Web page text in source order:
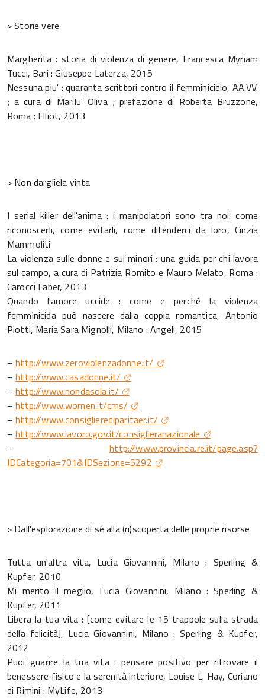
> Storie vere
Margherita : storia di violenza di genere, Francesca Myriam
Tucci, Bari : Giuseppe Laterza, 2015
Nessuna piu' : quaranta scrittori contro il femminicidio, AA.VV.
; a cura di Marilu' Oliva ; prefazione di Roberta Bruzzone,
Roma : Elliot, 2013
> Non dargliela vinta
I serial killer dell'anima : i manipolatori sono tra noi: come
riconoscerli, come evitarli, come difenderci da loro, Cinzia
Mammoliti
La violenza sulle donne e sui minori : una guida per chi lavora
sul campo, a cura di Patrizia Romito e Mauro Melato, Roma :
Carocci Faber, 2013
Quando l'amore uccide : come e perché la violenza
femminicida può nascere dalla coppia romantica, Antonio
Piotti, Maria Sara Mignolli, Milano : Angeli, 2015
–http://www.zeroviolenzadonne.it/
–http://www.casadonne.it/
–http://www.nondasola.it/
–http://www.women.it/cms/
–http://www.consiglierediparitaer.it/
–http://www.lavoro.gov.it/consiglieranazionale
–http://www.provincia.re.it/page.asp?
IDCategoria=701&IDSezione=5292
> Dall'esplorazione di sé alla (ri)scoperta delle proprie risorse
Tutta un'altra vita, Lucia Giovannini, Milano : Sperling &
Kupfer, 2010
Mi merito il meglio, Lucia Giovannini, Milano : Sperling &
Kupfer, 2011
Libera la tua vita : [come evitare le 15 trappole sulla strada
della felicità], Lucia Giovannini, Milano : Sperling & Kupfer,
2012
Puoi guarire la tua vita : pensare positivo per ritrovare il
benessere fisico e la serenità interiore, Louise L. Hay, Coriano
di Rimini : MyLife, 2013